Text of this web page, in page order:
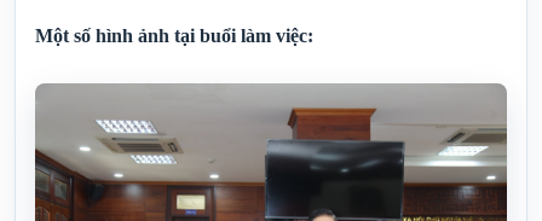
Một số hình ảnh tại buổi làm việc: